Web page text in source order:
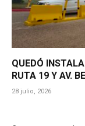
QUEDÓ
RUTA 19 Y AV.
28 julio, 2026